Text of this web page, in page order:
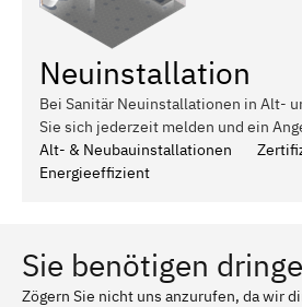
Neuinstallation
Bei Sanitär Neuinstallationen in Alt-
Sie sich jederzeit melden und ein
Alt- & Neubauinstallationen
Energieeffizient
Sie benötigen
Zögern Sie nicht uns anzurufen, da wir